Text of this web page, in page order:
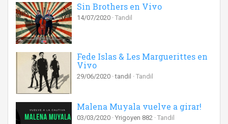
Sin Brothers en Vivo
14/07/2020 Tandil
Fede Islas & Les Marguerittes en
Vivo
29/06/2020 tandil Tandil
Malena Muyala vuelve a girar!
03/03/2020 Yrigoyen 882 Tandil